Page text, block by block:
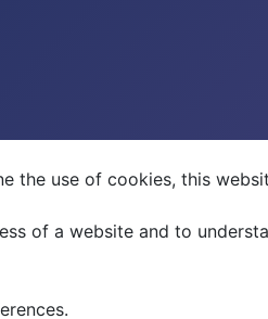
the use of cookies, this
of a website and to